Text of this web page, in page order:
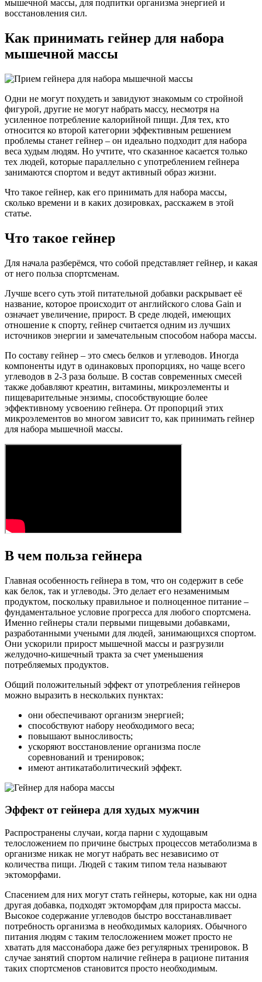
мышечной массы, для подпитки организма энергией и
восстановления сил.
Как принимать гейнер для набора
мышечной массы
Одни не могут похудеть и завидуют знакомым со стройной
фигурой, другие не могут набрать массу, несмотря на
усиленное потребление калорийной пищи. Для тех, кто
относится ко второй категории эффективным решением
проблемы станет гейнер – он идеально подходит для набора
веса худым людям. Но учтите, что сказанное касается только
тех людей, которые параллельно с употреблением гейнера
занимаются спортом и ведут активный образ жизни.
Что такое гейнер, как его принимать для набора массы,
сколько времени и в каких дозировках, расскажем в этой
статье.
Что такое гейнер
Для начала разберёмся, что собой представляет гейнер, и какая
от него польза спортсменам.
Лучше всего суть этой питательной добавки раскрывает её
название, которое происходит от английского слова Gain и
означает увеличение, прирост. В среде людей, имеющих
отношение к спорту, гейнер считается одним из лучших
источников энергии и замечательным способом набора массы.
По составу гейнер – это смесь белков и углеводов. Иногда
компоненты идут в одинаковых пропорциях, но чаще всего
углеводов в 2-3 раза больше. В состав современных смесей
также добавляют креатин, витамины, микроэлементы и
пищеварительные энзимы, способствующие более
эффективному усвоению гейнера. От пропорций этих
микроэлементов во многом зависит то, как принимать гейнер
для набора мышечной массы.
В чем польза гейнера
Главная особенность гейнера в том, что он содержит в себе
как белок, так и углеводы. Это делает его незаменимым
продуктом, поскольку правильное и полноценное питание –
фундаментальное условие прогресса для любого спортсмена.
Именно гейнеры стали первыми пищевыми добавками,
разработанными учеными для людей, занимающихся спортом.
Они ускорили прирост мышечной массы и разгрузили
желудочно-кишечный тракта за счет уменьшения
потребляемых продуктов.
Общий положительный эффект от употребления гейнеров
можно выразить в нескольких пунктах:
они обеспечивают организм энергией;
способствуют набору необходимого веса;
повышают выносливость;
ускоряют восстановление организма после
соревнований и тренировок;
имеют антикатаболитический эффект.
Эффект от гейнера для худых мужчин
Распространены случаи, когда парни с худощавым
телосложением по причине быстрых процессов метаболизма в
организме никак не могут набрать вес независимо от
количества пищи. Людей с таким типом тела называют
эктоморфами.
Спасением для них могут стать гейнеры, которые, как ни одна
другая добавка, подходят эктоморфам для прироста массы.
Высокое содержание углеводов быстро восстанавливает
потребность организма в необходимых калориях. Обычного
питания людям с таким телосложением может просто не
хватать для массонабора даже без регулярных тренировок. В
случае занятий спортом наличие гейнера в рационе питания
таких спортсменов становится просто необходимым.